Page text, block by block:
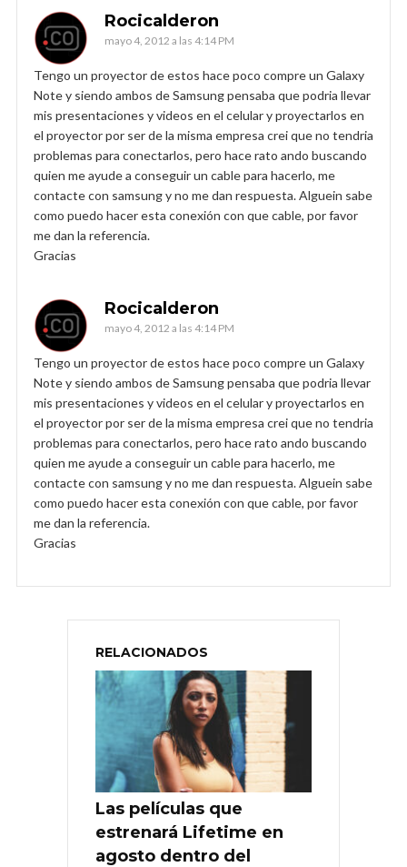
Rocicalderon
mayo 4, 2012 a las 4:14 PM
Tengo un proyector de estos hace poco compre un Galaxy
Note y siendo ambos de Samsung pensaba que podria llevar
mis presentaciones y videos en el celular y proyectarlos en
el proyector por ser de la misma empresa crei que no tendria
problemas para conectarlos, pero hace rato ando buscando
quien me ayude a conseguir un cable para hacerlo, me
contacte con samsung y no me dan respuesta. Alguein sabe
como puedo hacer esta conexión con que cable, por favor
me dan la referencia.
Gracias
Rocicalderon
mayo 4, 2012 a las 4:14 PM
Tengo un proyector de estos hace poco compre un Galaxy
Note y siendo ambos de Samsung pensaba que podria llevar
mis presentaciones y videos en el celular y proyectarlos en
el proyector por ser de la misma empresa crei que no tendria
problemas para conectarlos, pero hace rato ando buscando
quien me ayude a conseguir un cable para hacerlo, me
contacte con samsung y no me dan respuesta. Alguein sabe
como puedo hacer esta conexión con que cable, por favor
me dan la referencia.
Gracias
RELACIONADOS
Las películas que
estrenará Lifetime en
agosto dentro del